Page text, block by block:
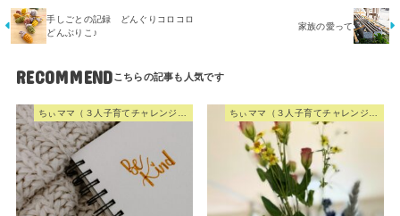
手しごとの記録 どんぐりコロコロ
どんぶりこ♪
家族の愛って
RECOMMEND